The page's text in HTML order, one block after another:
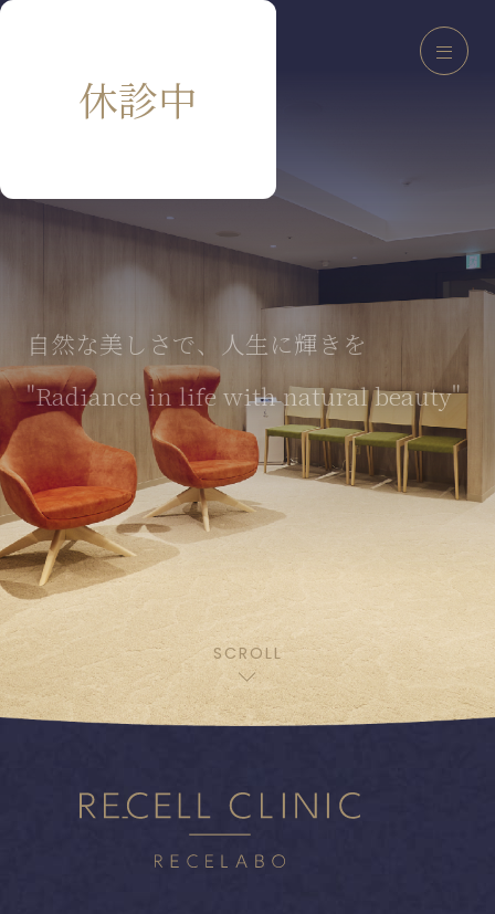
休診中
SCROLL
自然な美しさで、人生に輝きを
"Radiance in life with natural beauty"